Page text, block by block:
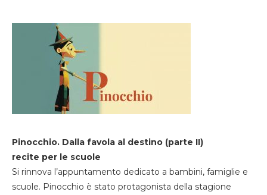
Pinocchio. Dalla favola al destino (parte II)
recite per le scuole
Si rinnova l’appuntamento dedicato a bambini, famiglie e
scuole. Pinocchio è stato protagonista della stagione